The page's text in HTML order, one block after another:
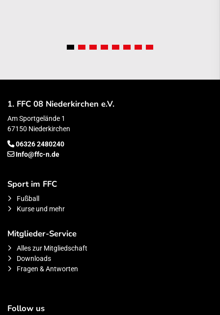
1. FFC 08 Niederkirchen e.V.
Am Sportgelände 1
67150 Niederkirchen
06326 2480240
Info@ffc-n.de
Sport im FFC
Fußball
Kurse und mehr
Mitglieder-Service
Alles zur Mitgliedschaft
Downloads
Fragen & Antworten
Follow us